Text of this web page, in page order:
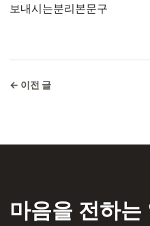
보내시는분리본문구
← 이전 글
마음을 전하는